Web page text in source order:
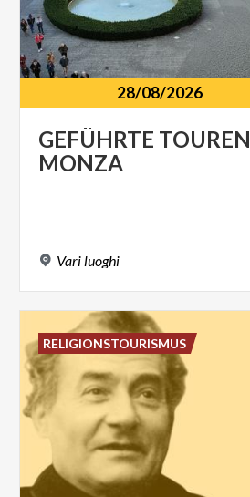
28/08/2026
GEFÜHRTE TOUREN
MONZA
Vari luoghi
RELIGIONSTOURISMUS